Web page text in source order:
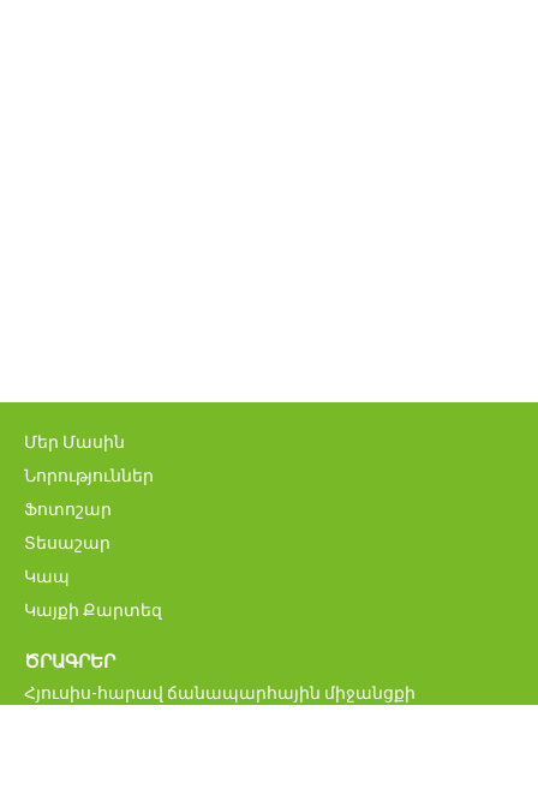
Մեր Մասին
Նորություններ
Ֆոտոշար
Տեսաշար
Կապ
Կայքի Քարտեզ
ԾՐԱԳՐԵՐ
Հյուսիս-հարավ ճանապարհային միջանցքի